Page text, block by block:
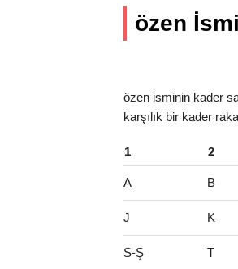
özen
özen isminin kader
karşılık bir kader
1 2
A B
J K
S-Ş T